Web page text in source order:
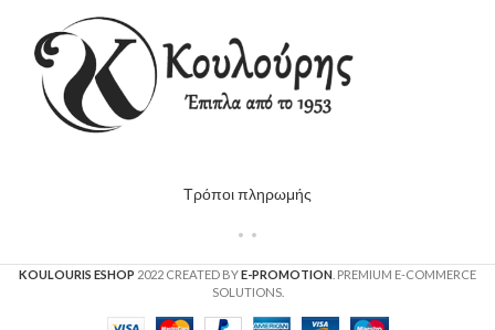
Τρόποι πληρωμής
KOULOURIS ESHOP 2022 CREATED BYE-PROMOTION . PREMIUM E-COMMERCE
SOLUTIONS.